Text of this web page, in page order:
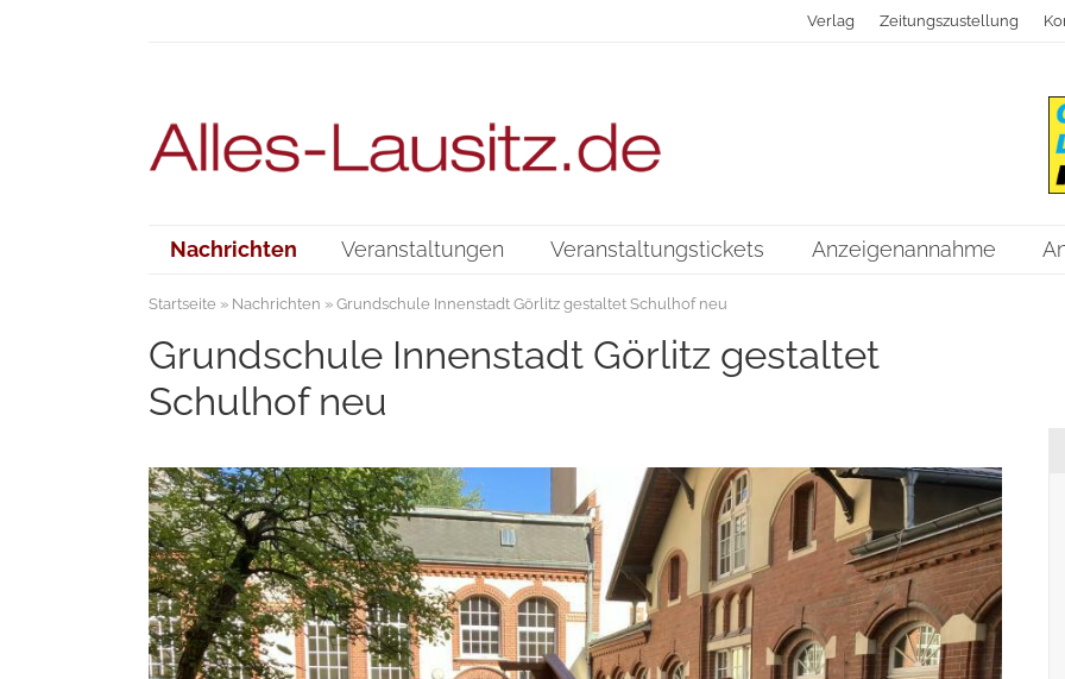
Verlag Zeitungszustellung
Nachrichten Veranstaltungen Veranstaltungstickets Anzeigenannahme
Startseite» Nachrichten » Grundschule Innenstadt Görlitz gestaltet Schulhof neu
Grundschule Innenstadt Görlitz gestaltet
Schulhof neu